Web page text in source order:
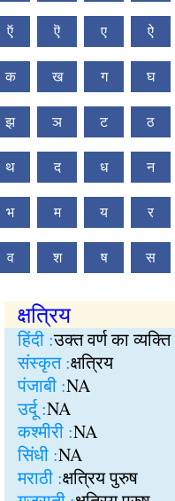
ऍ ऎ ए ऐ
क ख ग घ
झ ञ ट ठ
थ द ध न
भ म य र
व श ष स
क्षत्रिय
हिंदी :उक्त वर्ण का व्यक्ति
संस्कृत :क्षत्रिय
पंजाबी :NA
उर्दू :NA
कश्मीरी :NA
सिंधी :NA
मराठी :क्षत्रिय पुरुष